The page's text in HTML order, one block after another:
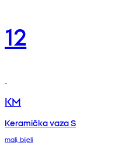
12
KM
Keramička vaza S
mali, bijeli